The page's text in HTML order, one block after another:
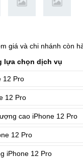
giá và chi nhánh còn
lựa chọn dịch vụ
12 Pro
12 Pro
cao iPhone 12 Pro
12 Pro
iPhone 12 Pro